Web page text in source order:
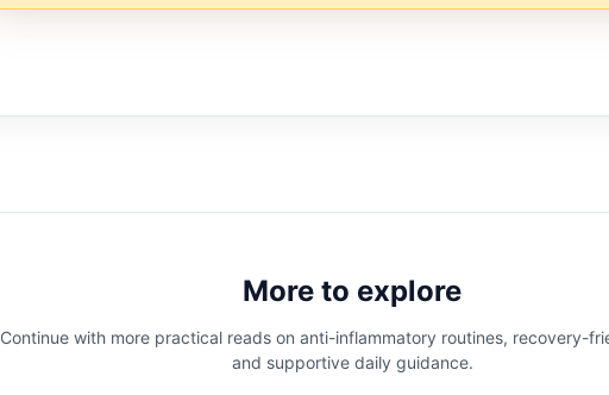
More to explore
Continue with more practical reads on anti-inflammatory routines, recovery-
and supportive daily guidance.